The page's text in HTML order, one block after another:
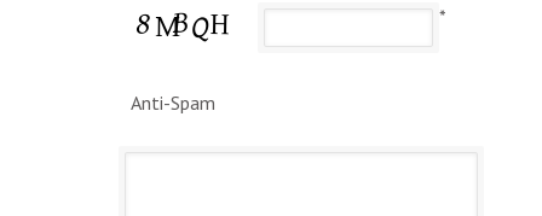
Anti-Spam
*